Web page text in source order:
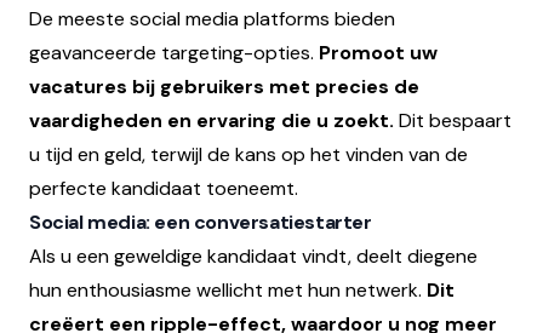
De meeste social media platforms bieden
geavanceerde targeting-opties. Promoot uw
vacatures bij gebruikers met precies de
vaardigheden en ervaring die u zoekt. Dit bespaart
u tijd en geld, terwijl de kans op het vinden van de
perfecte kandidaat toeneemt.
Social media: een conversatiestarter
Als u een geweldige kandidaat vindt, deelt diegene
hun enthousiasme wellicht met hun netwerk. Dit
creëert een ripple-effect, waardoor u nog meer